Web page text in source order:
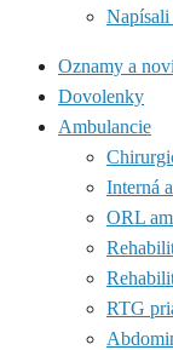
Napísali
Oznamy a
Dovolenky
Ambulancie
Interná
ORL
RTG